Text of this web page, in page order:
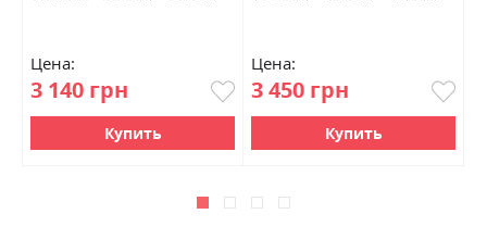
Цена:
3 140 грн
Купить
Цена:
3 450 грн
Купить